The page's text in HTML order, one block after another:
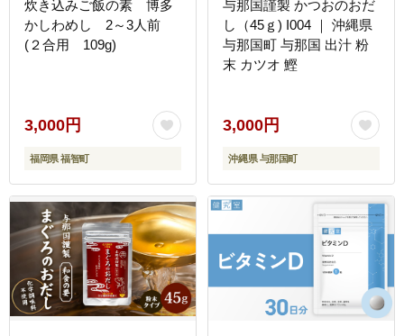
炊き込みご飯の素 博多
かしわめし 2～3人前
(２合用 109g)
3,000円
福岡県 福智町
与那国謹製 かつおのおだ
し（45ｇ) I004 ｜ 沖縄県
与那国町 与那国 出汁 粉
末 カツオ 鰹
3,000円
沖縄県 与那国町